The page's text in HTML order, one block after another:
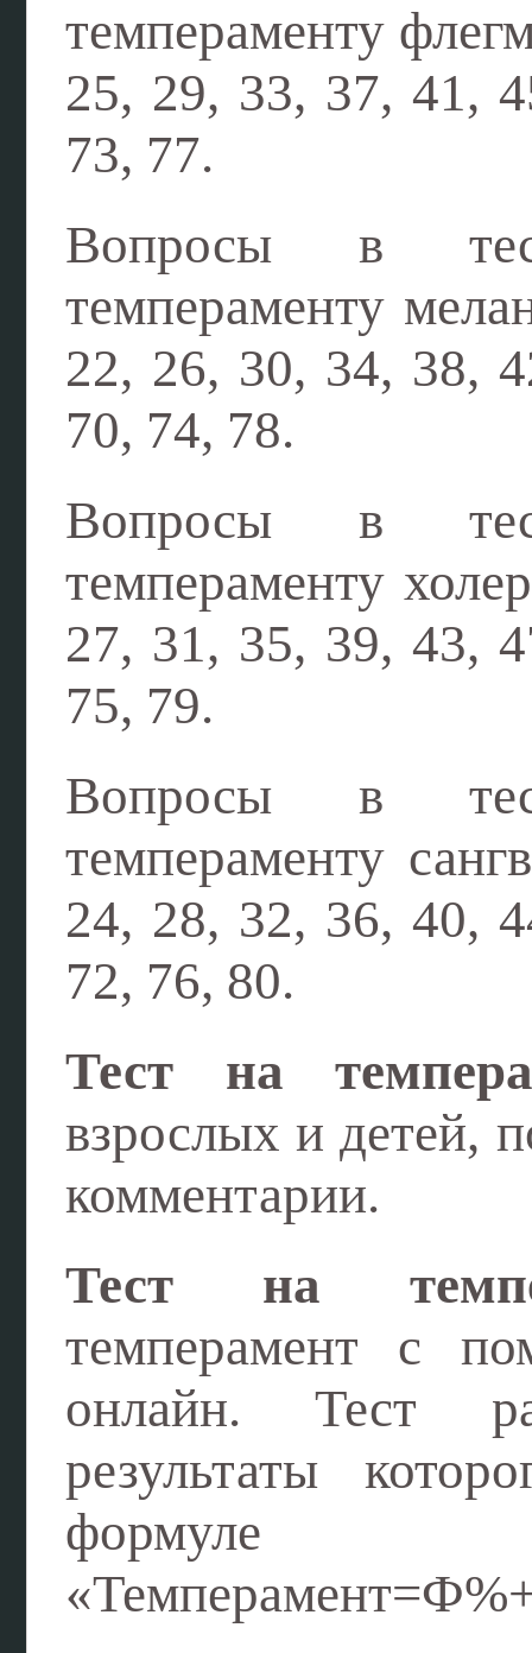
темпераменту
25, 29, 33, 37, 41,
73, 77.
Вопросы в
темпераменту
22, 26, 30, 34, 38,
70, 74, 78.
Вопросы в
темпераменту
27, 31, 35, 39, 43,
75, 79.
Вопросы в
темпераменту
24, 28, 32, 36, 40,
72, 76, 80.
Тест на
взрослых и детей,
комментарии.
Тест на
темперамент с
онлайн. Тест
результаты
формуле